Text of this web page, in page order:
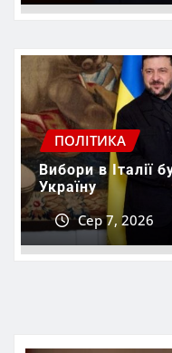
ПОЛІТИКА
Вибори в Італії
Україну
Сер 7, 2026